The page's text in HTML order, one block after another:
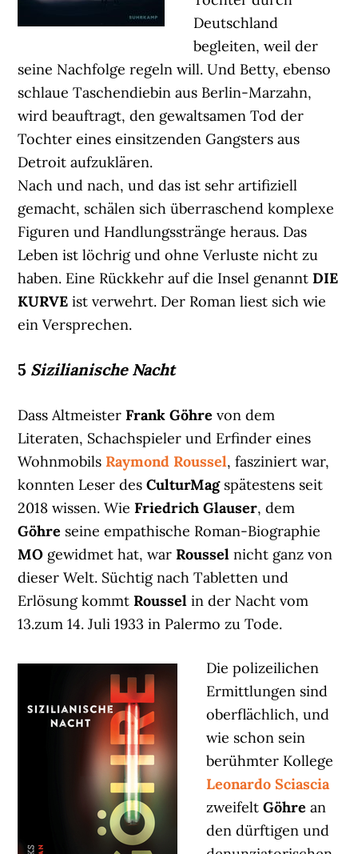
Deutschland
begleiten, weil der
seine Nachfolge regeln will. Und Betty, ebenso
schlaue Taschendiebin aus Berlin-Marzahn,
wird beauftragt, den gewaltsamen Tod der
Tochter eines einsitzenden Gangsters aus
Detroit aufzuklären.
Nach und nach, und das ist sehr artifiziell
gemacht, schälen sich überraschend komplexe
Figuren und Handlungsstränge heraus. Das
Leben ist löchrig und ohne Verluste nicht zu
haben. Eine Rückkehr auf die Insel genannt DIE
KURVE ist verwehrt. Der Roman liest sich wie
ein Versprechen.
5 Sizilianische Nacht
Dass Altmeister Frank Göhrevon dem
Literaten, Schachspieler und Erfinder eines
Wohnmobils Raymond Roussel, fasziniert war,
konnten Leser desCulturMagspätestens seit
2018 wissen. Wie Friedrich Glauser, dem
Göhre seine empathische Roman-Biographie
MO gewidmet hat, war Rousselnicht ganz von
dieser Welt. Süchtig nach Tabletten und
Erlösung kommt Rousselin der Nacht vom
13.zum 14. Juli 1933 in Palermo zu Tode.
Die polizeilichen
Ermittlungen sind
oberflächlich, und
wie schon sein
berühmter Kollege
Leonardo Sciascia
zweifeltGöhrean
den dürftigen und